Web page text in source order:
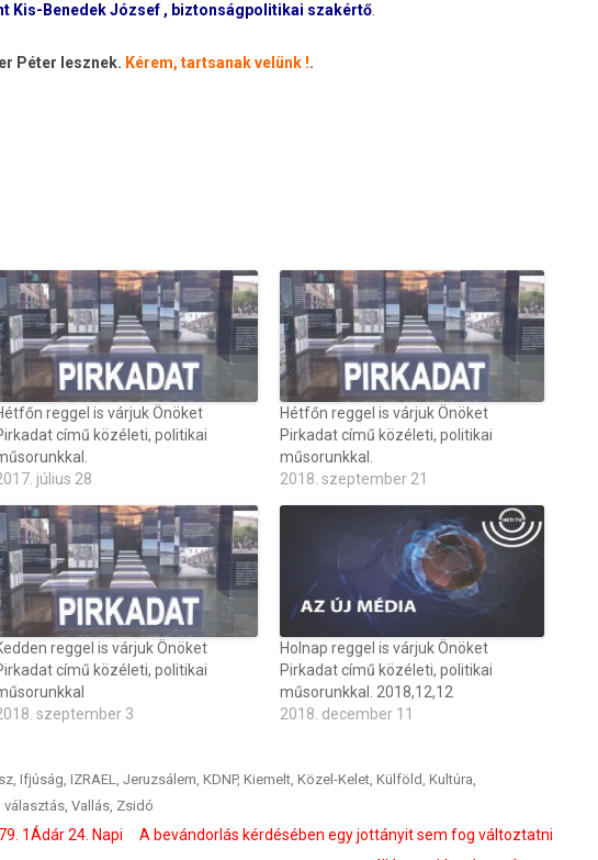
Kis-Benedek József , bi­zton­ságpolitikai szakértő
Péter lesznek. Kérem, tartsanak velünk !.
reggel is várjuk Önöket
című közéleti, politikai
július 28
Hétfőn reggel is várjuk Önöket
Pirkadat című közéleti, politikai
műsorunkkal.
2018. szeptember 21
reggel is várjuk Önöket
című közéleti, politikai
szeptember 3
Holnap reggel is várjuk Önöket
Pirkadat című közéleti, politikai
műsorunkkal. 2018,12,12
2018. december 11
, Ifjúság, IZRAEL, Jeruzsálem, KDNP, Kiemelt, Közel-Kelet, Külföld, Kultúra,
választás, Vallás, Zsidó
1Ádár 24. Napi
A bevándorlás kérdésében egy jottányit sem fog változtatni